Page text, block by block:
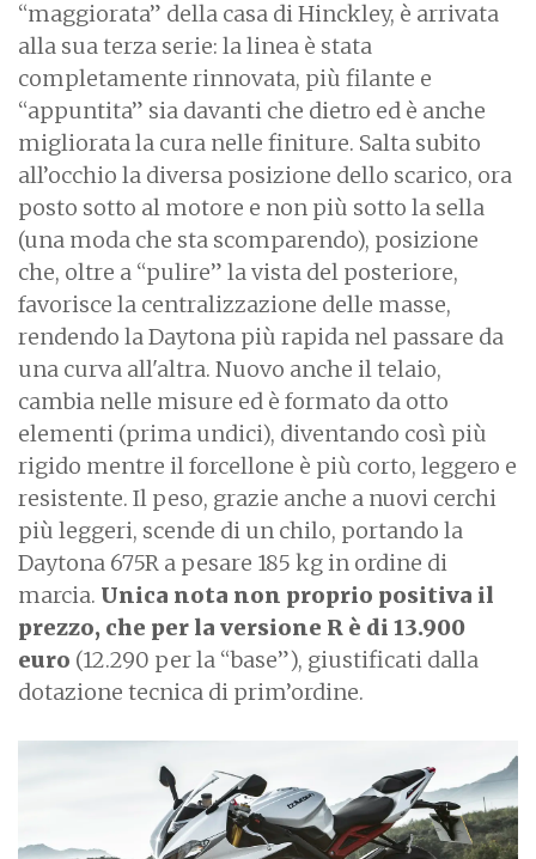
“maggiorata” della casa di Hinckley, è arrivata
alla sua terza serie: la linea è stata
completamente rinnovata, più filante e
“appuntita” sia davanti che dietro ed è anche
migliorata la cura nelle finiture. Salta subito
all’occhio la diversa posizione dello scarico, ora
posto sotto al motore e non più sotto la sella
(una moda che sta scomparendo), posizione
che, oltre a “pulire” la vista del posteriore,
favorisce la centralizzazione delle masse,
rendendo la Daytona più rapida nel passare da
una curva all'altra. Nuovo anche il telaio,
cambia nelle misure ed è formato da otto
elementi (prima undici), diventando così più
rigido mentre il forcellone è più corto, leggero e
resistente. Il peso, grazie anche a nuovi cerchi
più leggeri, scende di un chilo, portando la
Daytona 675R a pesare 185 kg in ordine di
marcia. Unica nota non proprio positiva il
prezzo, che per la versione R è di 13.900
euro (12.290 per la “base”), giustificati dalla
dotazione tecnica di prim’ordine.